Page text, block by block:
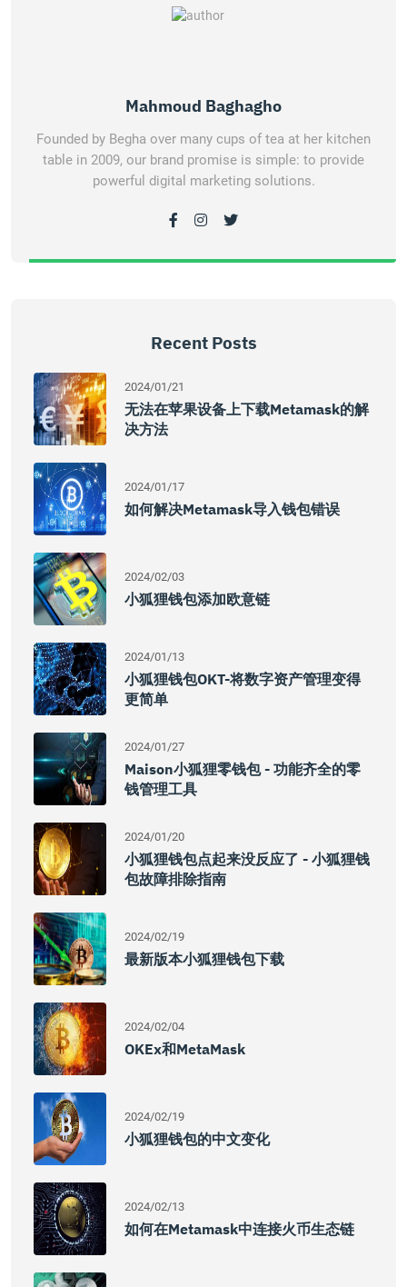
Mahmoud Baghagho
Founded by Begha over many cups of tea at her kitchen
table in 2009, our brand promise is simple: to provide
powerful digital marketing solutions.
Recent Posts
2024/01/21
无法在苹果设备上下载Metamask的解
决方法
2024/01/17
如何解决metamask导入钱包错误
2024/02/03
小狐狸钱包添加欧意链
2024/01/13
小狐狸钱包OKT-将数字资产管理变得
更简单
2024/01/27
Maison小狐狸零钱包 - 功能齐全的零
钱管理工具
2024/01/20
小狐狸钱包点起来没反应了 - 小狐狸钱
包故障排除指南
2024/02/19
最新版本小狐狸钱包下载
2024/02/04
OKEx和MetaMask
2024/02/19
小狐狸钱包的中文变化
2024/02/13
如何在Metamask中连接火币生态链